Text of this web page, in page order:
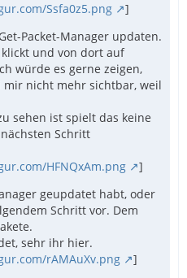
Ssfa0z5.png
]
Packet-Manager updaten.
und von dort auf
würde es gerne zeigen,
nicht mehr sichtbar, weil
sehen ist spielt das keine
Schritt
HFNQxAm.png
]
geupdatet habt, oder
Schritt vor. Dem
sehr ihr hier.
rAMAuXv.png
]